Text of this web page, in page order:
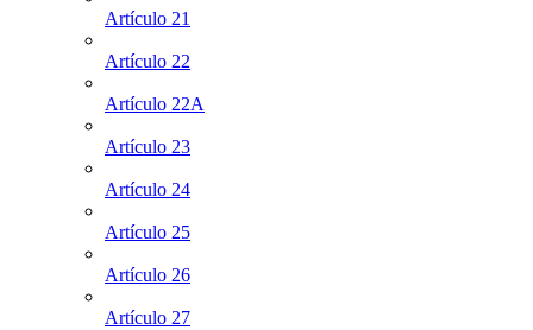
Artículo 21
Artículo 22
Artículo 22A
Artículo 23
Artículo 24
Artículo 25
Artículo 26
Artículo 27